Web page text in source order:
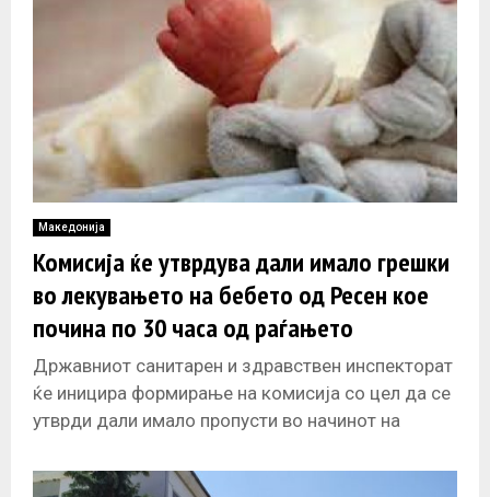
Македонија
Комисија ќе утврдува дали имало грешки
во лекувањето на бебето од Ресен кое
почина по 30 часа од раѓањето
Државниот санитарен и здравствен инспекторат
ќе иницира формирање на комисија со цел да се
утврди дали имало пропусти во начинот на